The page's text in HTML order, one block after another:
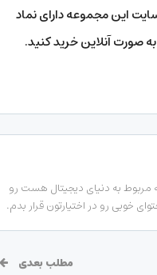
این مجموعه دارای نماد
صورت آنلاین خرید کنید.
مربوط به دنیای دیجیتال هست رو
خوبی رو در اختیارتون قرار بدم.
مطلب بعدی